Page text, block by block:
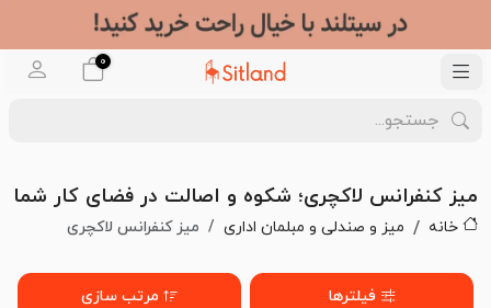
0
میز کنفرانس لاکچری؛ شکوه و اصالت در فضای کار شما
خانه میز و صندلی و مبلمان اداری میز کنفرانس لاکچری
فیلترها مرتب سازی